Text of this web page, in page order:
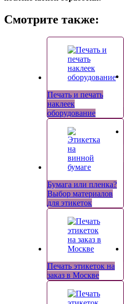
Смотрите также:
Печать и печать
наклеек
оборудование
Бумага или пленка?
Выбор материалов
для этикеток
Печать этикеток на
заказ в Москве